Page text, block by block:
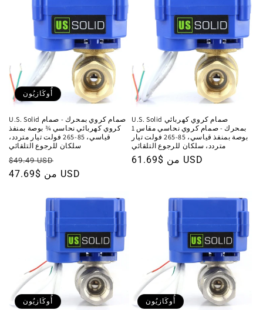
أُوكَازيُون
U.S. Solid صمام كروي بمحرك - صمام
كروي كهربائي نحاسي ¾ بوصة بمنفذ
قياسي، 85-265 فولت تيار متردد،
سلكان للرجوع التلقائي
السعر
العادي
$49.49 USD
البيع
من $47.69 USD
U.S. Solid صمام كروي كهربائي
بمحرك - صمام كروي نحاسي مقاس 1
بوصة بمنفذ قياسي، 85-265 فولت تيار
متردد، سلكان للرجوع التلقائي
السعر
من $61.69 USD
أُوكَازيُون أُوكَازيُون